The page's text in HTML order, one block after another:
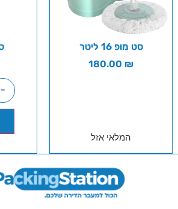
סט מופ 16 ליטר
180.00 ₪
המלאי אזל
-